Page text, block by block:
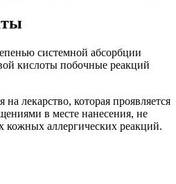
системной абсорбции
кислоты побочные реакций
лекарство, которая проявляется
в месте нанесения, не
кожных аллергических реакций.